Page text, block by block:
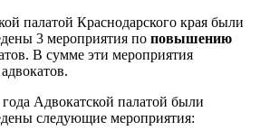
палатой Краснодарского края были
3 мероприятия по повышению
. В сумме эти мероприятия
Адвокатской палатой были
следующие мероприятия: